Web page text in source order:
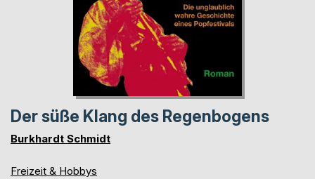
Der süße Klang des Regenbogens
Burkhardt Schmidt
Freizeit & Hobbys